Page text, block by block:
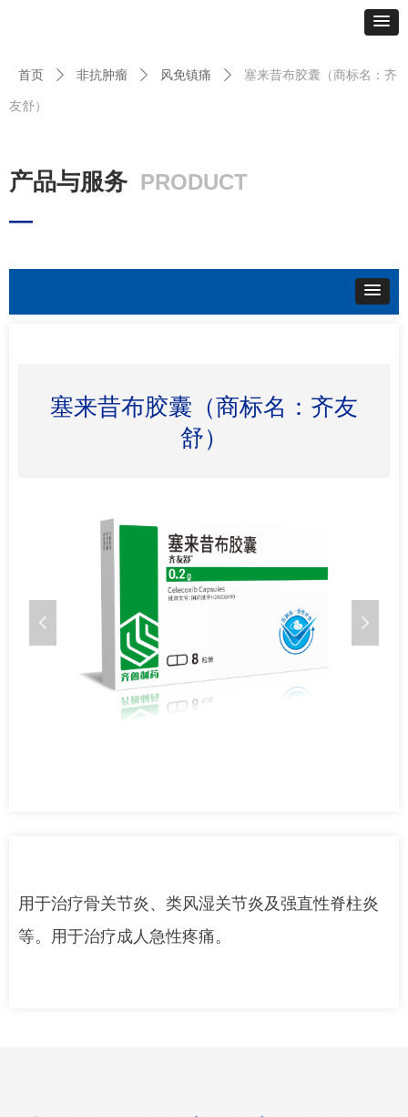
产品与服务 PRODUCT
—
塞来昔布胶囊（商标名：齐友
舒）
넳 넲
首页 ꄲ 非抗肿瘤 ꄲ 风免镇痛 ꄲ 塞来昔布胶囊（商标名：齐
友舒）
用于治疗骨关节炎、类风湿关节炎及强直性脊柱炎
等。用于治疗成人急性疼痛。